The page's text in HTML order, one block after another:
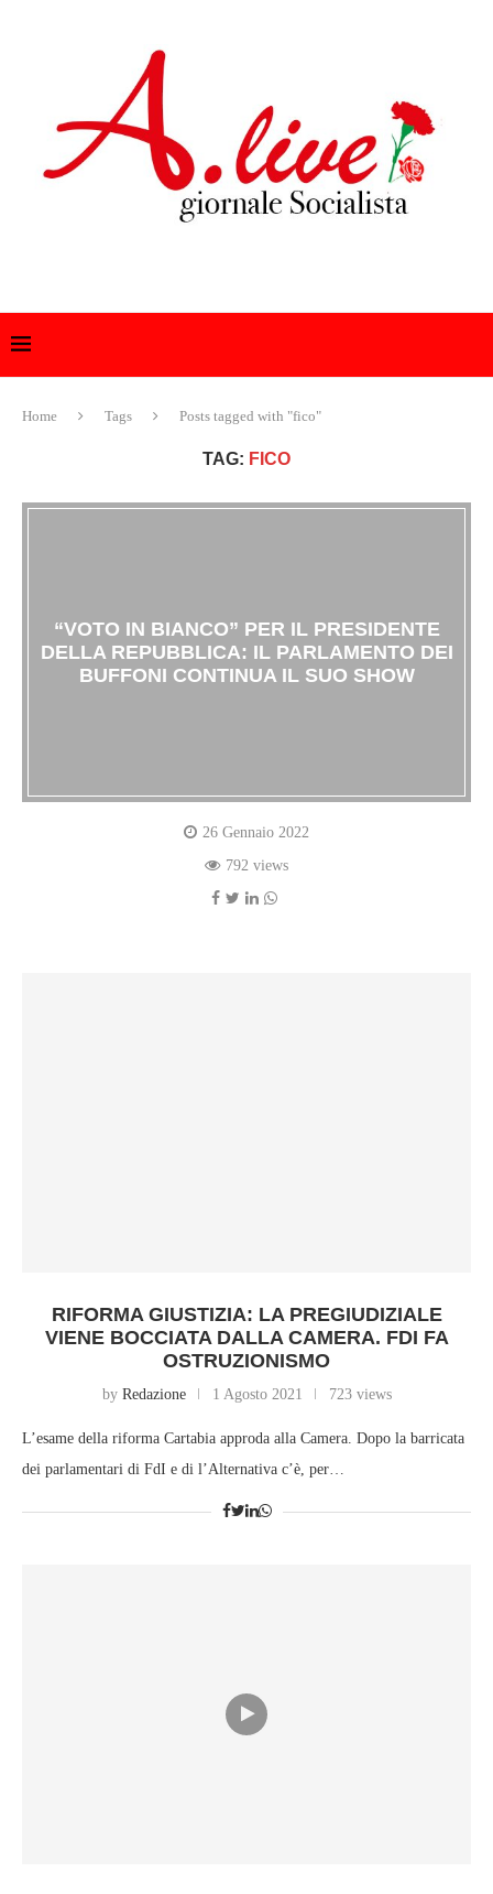
Home Tags Posts tagged with "fico"
TAG: FICO
“VOTO IN BIANCO” PER IL PRESIDENTE
DELLA REPUBBLICA: IL PARLAMENTO DEI
BUFFONI CONTINUA IL SUO SHOW
26 Gennaio 2022
792 views
RIFORMA GIUSTIZIA: LA PREGIUDIZIALE
VIENE BOCCIATA DALLA CAMERA. FDI FA
OSTRUZIONISMO
by Redazione 1 Agosto 2021 723 views
L’esame della riforma Cartabia approda alla Camera. Dopo la barricata
dei parlamentari di FdI e di l’Alternativa c’è, per…